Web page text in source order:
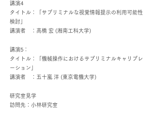
講演4
タイトル：「サブリミナルな視覚情報提示の利用可能性
検討」
講演者 ：高橋 宏 (湘南工科大学)
講演5：
タイトル：「機械操作におけるサブリミナルキャリブレ
ーション」
講演者 ：五十嵐 洋 (東京電機大学)
研究室見学
訪問先：小林研究室